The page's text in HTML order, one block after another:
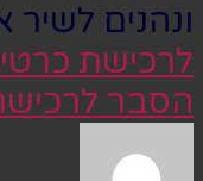
ונהנים לשיר
לרכישת
הסבר